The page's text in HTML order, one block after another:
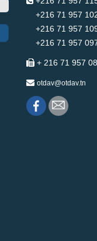
+216 71 957
+216 71 957
+216 71 957
+ 216 71 957
otdav@otdav.tn